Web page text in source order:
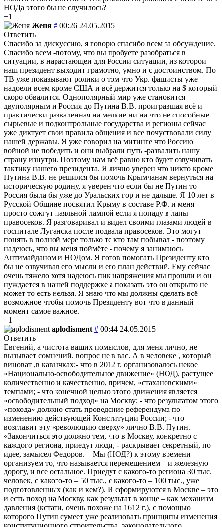
НОДа этого бы не случилось?
+1
Женя # 00:26 24.05.2015
Ответить
Спасибо за дискуссию, я говорю спасибо всем за обсуждение.
Спасибо всем -потому, что вы пробуете разобраться в
ситуации, в нарастающей для России ситуации, из которой
наш президент выходит грамотно, умно и с достоинством. По
ТВ уже показывают ролики о том что Укр. фашисты уже
надоели всем кроме США и всё держится только на $ который
скоро обвалится. Однополярный мир уже становится
двуполярным и Россия до Путина В.В. проигравшая всё и
практически разваленная на мелкие ни на что не способные
сырьевые и подконтрольные государства и регионы сейчас
уже диктует свои правила общения и все почуствовали силу
нашей державы. Я уже говорил на митинге что Россию
войной не победить и они выбрали путь -развалить нашу
страну изнутри. Поэтому нам всё равно кто будет озвучивать
тактику нашего президента. Я лично уверен что никто кроме
Путина В.В. не решился бы помочь Крымчанам вернуться на
историческую родину, я уверен что если бы не Путин то
Россия была бы уже до Уральских гор и не дальше. Я 10 лет в
Русской Общине посвятил Крыму в составе Р.Ф. и меня
просто сожгут паяльной лампой если я попаду в лапы
правосеков. Я разговаривал и видел своими глазами людей в
госпитале Луганска после подвала правосеков. Это могут
понять в полной мере только те кто там побывал - поэтому
надеюсь, что вы меня поймёте - почему я занимаюсь
Антимайданом и НОДом. Я готов помогать Президенту кто
бы не озвучивал его мысли и его план действий. Ему сейчас
очень тяжело хотя надеюсь пик напряжения мы прошли и он
нуждается в нашей поддержке а показать это он открыто не
может то есть нельзя. Я знаю что мы должны сделать всё
возможное чтобы помочь Президенту вот что в данный
момент самое важное.
+1
aplodisment # 00:44 24.05.2015
Ответить
Евгений, а чистота ваших помыслов, для меня лично, не
вызывает сомнений. вопрос не в вас. А в человеке , который
виноват ,в кавычках:- что в 2012 г. организовалось некое
«Национально-освободительное движение» (НОД), растущее
количественно и качественно, причем, «стахановскими»
темпами; - что конечной целью этого движения является
«освободительный подход» на Москву; - что результатом этого
«похода» должно стать проведение референдума по
изменению действующей Конституции России; - что
возглавит эту «революцию сверху» лично В.В. Путин.
«Закончиться это должно тем, что в Москву, конкретно с
каждого региона, приедут люди, - раскрывает секретный, по
идее, замысел Федоров. – Мы (НОД?) к этому времени
организуем то, что называется перемещением – и железную
дорогу, и все остальное. Приедут с какого-то региона 30 тыс.
человек, с какого-то – 50 тыс., с какого-то – 100 тыс., уже
подготовленных (как и кем?). И сформируются в Москве – это
и есть поход на Москву, как результат в конце – как механизм
давления (кстати, очень похоже на 1612 г.), с помощью
которого Путин сумеет уже реализовать принципы изменения
конституционного строительства, законодательного